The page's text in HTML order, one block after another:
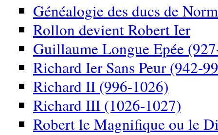
Généalogie des ducs de
Rollon devient Robert Ier
Guillaume Longue Epée
Richard Ier Sans Peur (942-
Richard II (996-1026)
Richard III (1026-1027)
Robert le Magnifique ou le